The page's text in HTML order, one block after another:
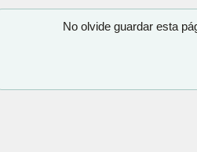
No olvide guardar esta